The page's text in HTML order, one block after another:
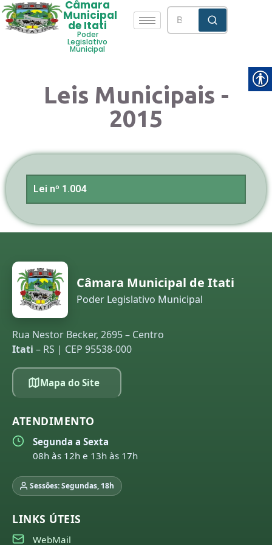
Câmara
Municipal
de Itati
Poder
Legislativo
Municipal
Leis Municipais -
2015
Lei nº 1.004
Câmara Municipal de Itati
Poder Legislativo Municipal
Rua Nestor Becker, 2695 – Centro
Itati – RS | CEP 95538-000
Mapa do Site
ATENDIMENTO
Segunda a Sexta
08h às 12h e 13h às 17h
Sessões: Segundas, 18h
LINKS ÚTEIS
WebMail